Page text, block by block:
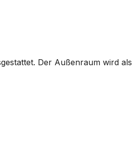
Der Außenraum wird als